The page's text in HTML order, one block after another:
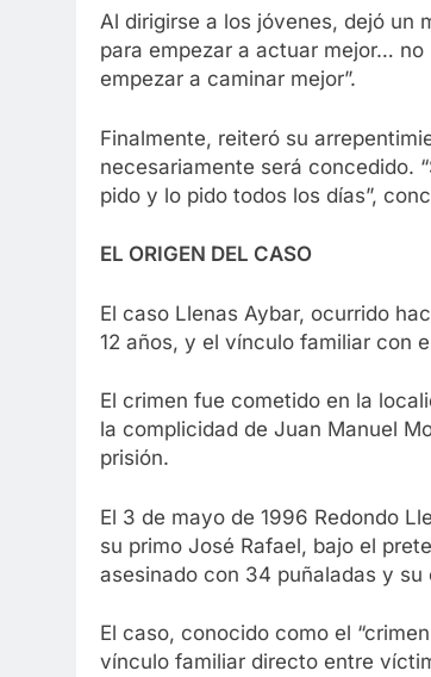
Al dirigirse a los jóvenes, dejó un
para empezar a actuar mejor…
empezar a caminar mejor”.
Finalmente, reiteró su
necesariamente será concedido.
pido y lo pido todos los días”,
EL ORIGEN DEL CASO
El caso Llenas Aybar, ocurrido
12 años, y el vínculo familiar con
El crimen fue cometido en la
la complicidad de Juan Manuel
prisión.
El 3 de mayo de 1996 Redondo
su primo José Rafael, bajo el
asesinado con 34 puñaladas y
El caso, conocido como el
vínculo familiar directo entre